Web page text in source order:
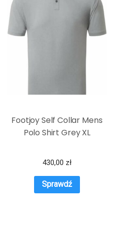
Footjoy Self Collar Mens
Polo Shirt Grey XL
430,00 zł
Sprawdź